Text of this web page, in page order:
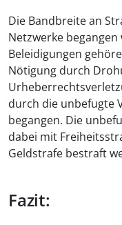
Die Bandbreite an
Netzwerke
Beleidigungen
Nötigung durch
durch die unbefugte
begangen. Die
dabei mit
Geldstrafe bestraft
Fazit: